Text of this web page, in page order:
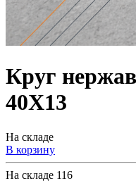
Круг
40Х13
На складе
В корзину
На складе 116